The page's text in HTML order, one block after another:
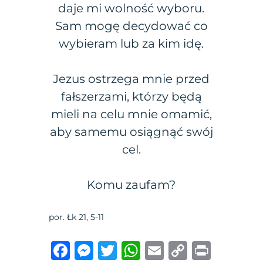
daje mi wolność wyboru.
Sam mogę decydować co
wybieram lub za kim idę.
Jezus ostrzega mnie przed
fałszerzami, którzy będą
mieli na celu mnie omamić,
aby samemu osiągnąć swój
cel.
Komu zaufam?
por. Łk 21, 5-11
F
M T
W E
C